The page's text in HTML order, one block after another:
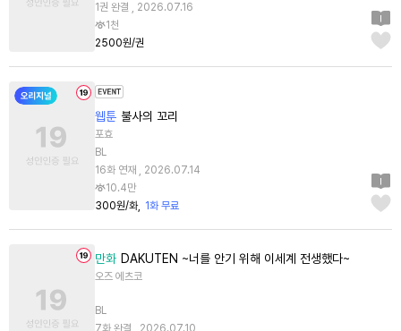
1권 완결 , 2026.07.16
1천
2500원/권
웹툰 불사의 꼬리
포효
BL
16화 연재 , 2026.07.14
10.4만
300원/화
1화 무료
만화 DAKUTEN ~너를 안기 위해 이세계 전생했다~
오즈 에츠코
BL
7화 완결 , 2026.07.10